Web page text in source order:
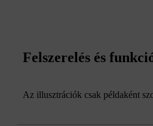
Felszerelés és
Az illusztrációk csak példaként